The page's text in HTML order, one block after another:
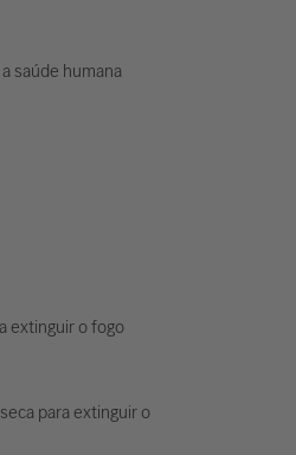
saúde humana
extinguir o fogo
para extinguir o